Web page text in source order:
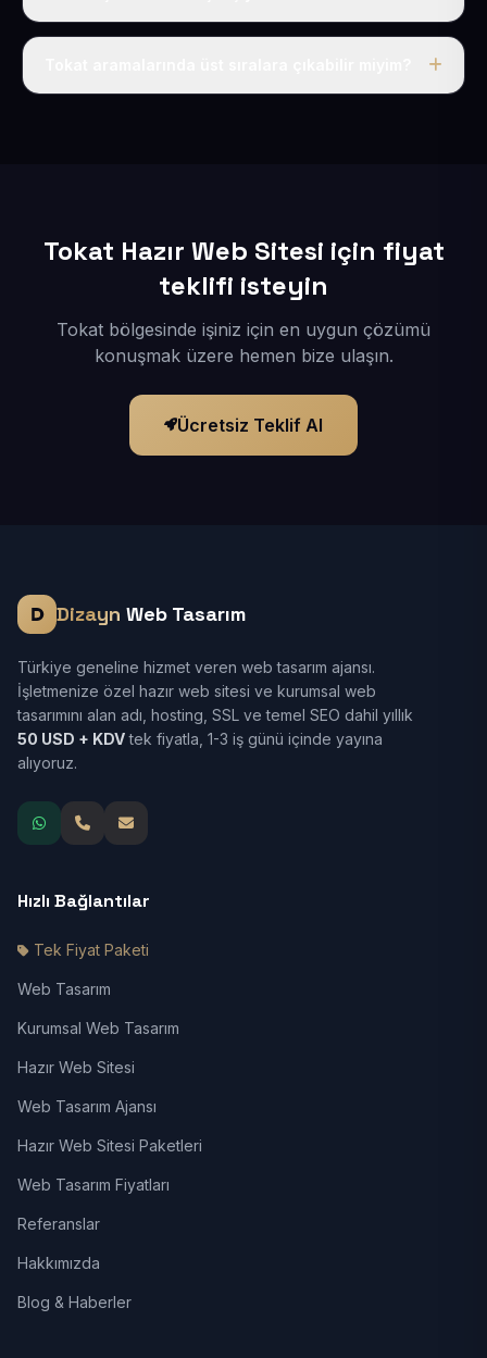
Elbette; Tokat iline bağlı bütün ilçelere uzaktan ve
Tokat Hazır Web Sitesi için fiyat
teklifi isteyin
Tokat bölgesinde işiniz için en uygun çözümü
konuşmak üzere hemen bize ulaşın.
Ücretsiz Teklif Al
Dizayn Web Tasarım
Türkiye geneline hizmet veren web tasarım ajansı.
İşletmenize özel hazır web sitesi ve kurumsal web
tasarımını alan adı, hosting, SSL ve temel SEO dahil yıllık
50 USD + KDVtek fiyatla, 1-3 iş günü içinde yayına
alıyoruz.
Hızlı Bağlantılar
Tek Fiyat Paketi
Web Tasarım
Kurumsal Web Tasarım
Hazır Web Sitesi
Web Tasarım Ajansı
Hazır Web Sitesi Paketleri
Web Tasarım Fiyatları
Referanslar
Hakkımızda
Blog & Haberler